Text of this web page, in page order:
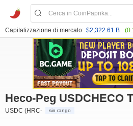
Capitalizzazione di mercato: $2,322.61 B
Heco-Peg USDCHECO
USDC (HRC- sin rango